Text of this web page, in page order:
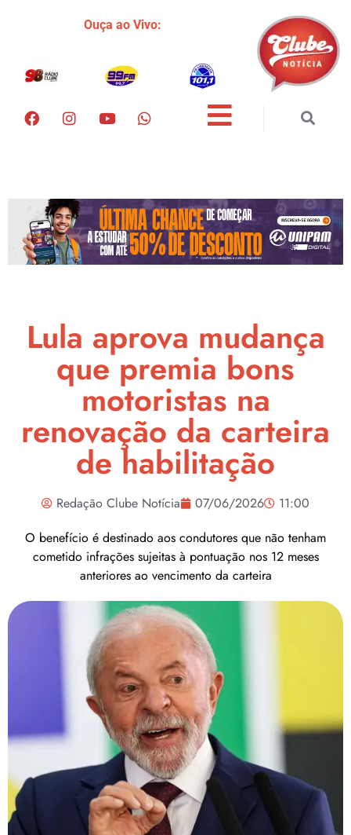
Ouça ao Vivo:
Lula aprova mudança
que premia bons
motoristas na
renovação da carteira
de habilitação
Redação Clube Notícia 07/06/2026
11:00
O benefício é destinado aos condutores que não tenham
cometido infrações sujeitas à pontuação nos 12 meses
anteriores ao vencimento da carteira